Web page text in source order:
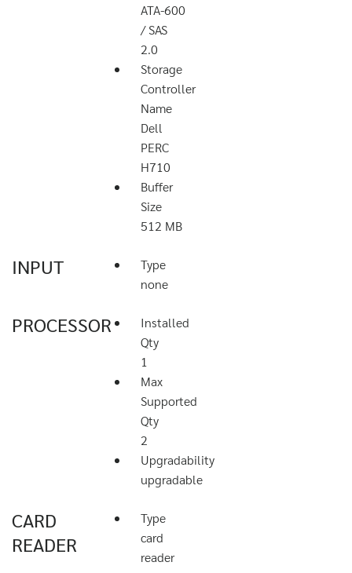
ATA-600
/ SAS
2.0
Storage
Controller
Name
Dell
PERC
H710
Buffer
Size
512 MB
INPUT
Type
none
PROCESSOR
Installed
Qty
1
Max
Supported
Qty
2
Upgradability
upgradable
CARD
READER
Type
card
reader